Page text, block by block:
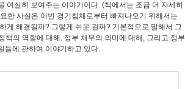
실히 보여주는 이야기이다. (책에서는 조금 더 자세히
한 사실은 이번 경기침체로부터 빠져나오기 위해서는
게 해결될까? 그렇게 쉬운 걸까? 기본적으로 말해서 그
의 역할에 대해, 정부 채무의 의미에 대해, 그리고 정부
들에 관하여 이야기하고 있다.